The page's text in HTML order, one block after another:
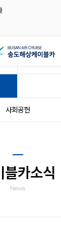
.
사회공헌
블카소식
News